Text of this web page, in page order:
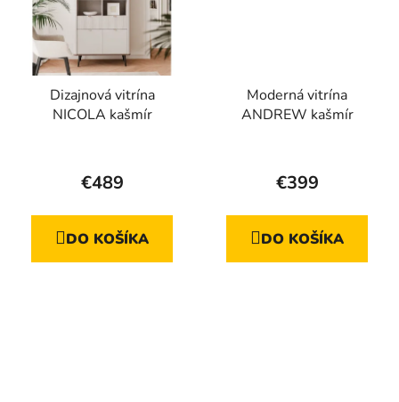
Dizajnová vitrína
NICOLA kašmír
€489
DO KOŠÍKA
Moderná vitrína
ANDREW kašmír
€399
DO KOŠÍKA